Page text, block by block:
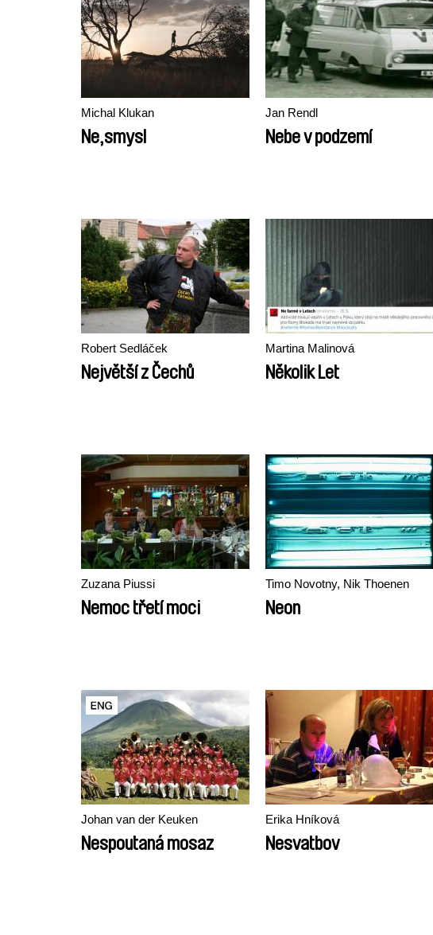
Michal Klukan
Ne,smysl
Jan Rendl
Nebe v podzemí
Robert Sedláček
Největší z Čechů
Martina Malinová
Několik Let
Zuzana Piussi
Nemoc třetí moci
Timo Novotny, Nik Thoenen
Neon
Johan van der Keuken
Nespoutaná mosaz
Erika Hníková
Nesvatbov